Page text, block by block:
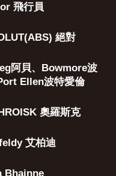
飛行員
絕對
阿貝、Bowmore波
Ellen波特愛倫
奧羅斯克
艾柏迪
Bhainne